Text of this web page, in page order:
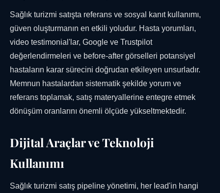
Sağlık turizmi satışta referans ve sosyal kanıt kullanımı,
güven oluşturmanın en etkili yoludur. Hasta yorumları,
video testimonial'lar, Google ve Trustpilot
değerlendirmeleri ve before-after görselleri potansiyel
hastaların karar sürecini doğrudan etkileyen unsurladır.
Memnun hastalardan sistematik şekilde yorum ve
referans toplamak, satış materyallerine entegre etmek
dönüşüm oranlarını önemli ölçüde yükseltmektedir.
Dijital Araçlar ve Teknoloji
Kullanımı
Sağlık turizmi satış pipeline yönetimi, her lead'in hangi